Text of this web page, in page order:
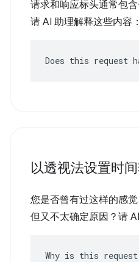
请求和响应标头通常包含
请 AI 助理解释这些内容：
Does this request
以透视法设置时
您是否曾有过这样的感
但又不太确定原因？请
Why is this